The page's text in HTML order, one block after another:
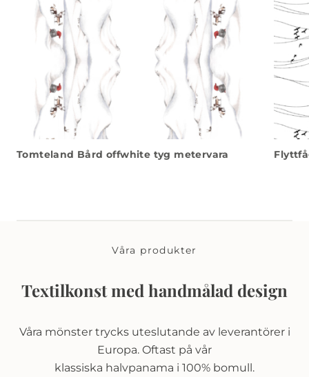
Tomteland Bård offwhite tyg metervara
Våra produkter
Textilkonst med handmålad design
Våra mönster trycks uteslutande av leverantörer i
Europa. Oftast på vår
klassiska halvpanama i 100% bomull.